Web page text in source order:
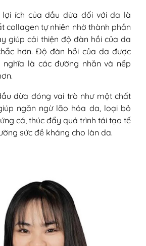
lợi ích của dầu dừa đối với da là
collagen tự nhiên nhờ thành phần
giúp cải thiện độ đàn hồi của da
hơn. Độ đàn hồi của da được
nghĩa là các đường nhăn và nếp
dừa đóng vai trò như một chất
ngăn ngừ lão hóa da, loại bỏ
cá, thúc đẩy quá trình tái tạo tế
sức đề kháng cho làn da.